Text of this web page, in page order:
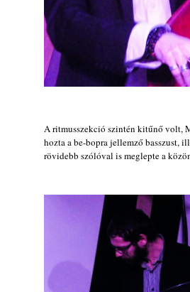
A ritmusszekció szintén kitűnő volt,
hozta a be-bopra jellemző basszust,
rövidebb szólóval is meglepte a